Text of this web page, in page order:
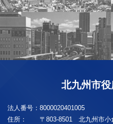
北九州市役
法人番号： 8000020401005
住所：
〒803-8501 北九州市小